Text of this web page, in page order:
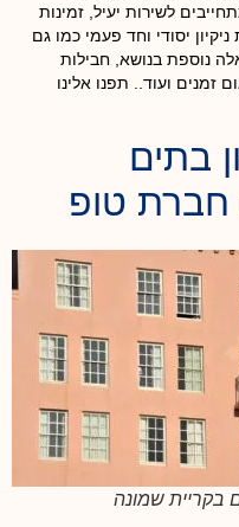
לשירות יעיל, זמינות
יסודי וחד פעמי כמו גם
נוספת בנושא, חבילות
זמנים ועוד.. תפנו אלינו
בתים
חברת טופ
בקריית שמונה